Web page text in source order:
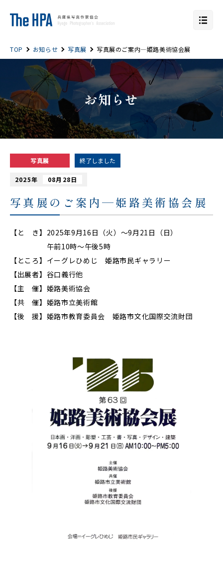
TOP お知らせ 写真展 写真展のご案内—姫路美術協会展
お知らせ
写真展 終了しました
2025年 08月28日
写真展のご案内—姫路美術協会展
【と き】2025年9月16日（火）～9月21日（日）
午前10時～午後5時
【ところ】イーグレひめじ 姫路市民ギャラリー
【出展者】谷口義行他
【主 催】姫路美術協会
【共 催】姫路市立美術館
【後 援】姫路市教育委員会 姫路市文化国際交流財団